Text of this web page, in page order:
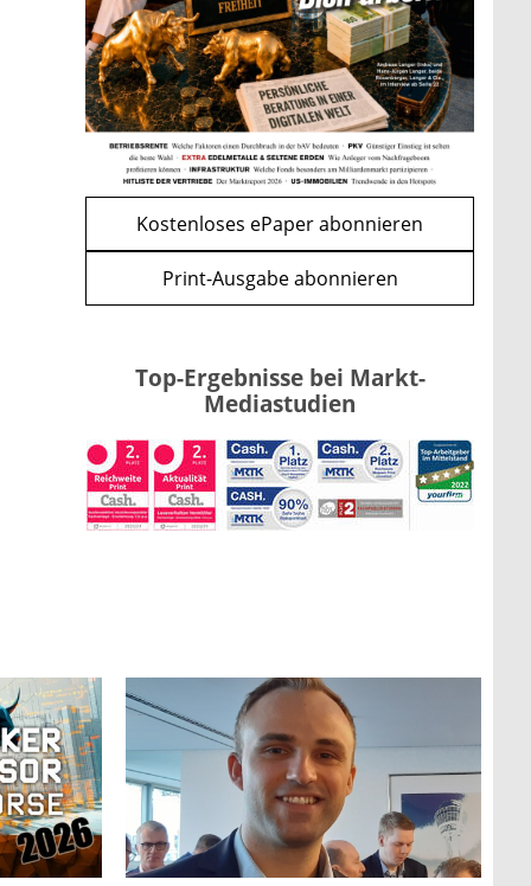
WEITERE ARTIKEL
zurückweiter
Bitcoin im Wartemodus: Fed
und CLARITY Act geben die
Richtung vor
mehr
Kostenloses ePaper abonnieren
Print-Ausgabe abonnieren
Top-Ergebnisse bei Markt-
Mediastudien